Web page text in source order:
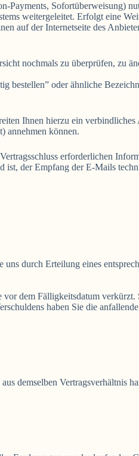
Sofortüberweisung)
weitergeleitet. Erfolgt eine
auf der Internetseite des
nochmals zu überprüfen, zu
bestellen” oder ähnliche
Ihnen hierzu ein
annehmen können.
erforderlichen
der Empfang der E-Mails
durch Erteilung eines
dem Fälligkeitsdatum verkürzt.
haben Sie die
demselben Vertragsverhältnis